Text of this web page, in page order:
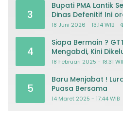
3
Bupati PMA Lantik
Dinas Defenitif Ini
18 Juni 2026 - 13:14 WIB
4
Siapa Bermain ?
Mengabdi, Kini
Dapodik
18 Februari 2025 - 18:31
5
Baru Menjabat !
Puasa Bersama
14 Maret 2025 - 17:44 WIB